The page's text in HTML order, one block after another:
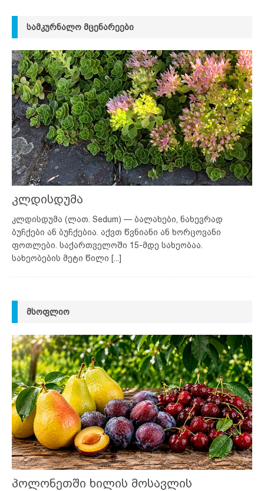
ᲡᲐᲛᲙᲣᲠᲜᲐᲚᲝ ᲛᲪᲔᲜᲐᲠᲔᲔᲑᲘ
კლდისდუმა
კლდისდუმა (ლათ. Sedum) — ბალახები, ნახევრად
ბუჩქები ან ბუჩქებია. აქვთ წვნიანი ან ხორცოვანი
ფოთლები. საქართველოში 15-მდე სახეობაა.
სახეობების მეტი წილი [...]
ᲛᲡᲝᲤᲚᲘᲝ
პოლონეთში ხილის მოსავლის